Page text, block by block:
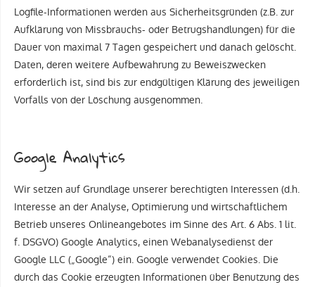
Logfile-Informationen werden aus Sicherheitsgründen (z.B. zur
Aufklärung von Missbrauchs- oder Betrugshandlungen) für die
Dauer von maximal 7 Tagen gespeichert und danach gelöscht.
Daten, deren weitere Aufbewahrung zu Beweiszwecken
erforderlich ist, sind bis zur endgültigen Klärung des jeweiligen
Vorfalls von der Löschung ausgenommen.
Google Analytics
Wir setzen auf Grundlage unserer berechtigten Interessen (d.h.
Interesse an der Analyse, Optimierung und wirtschaftlichem
Betrieb unseres Onlineangebotes im Sinne des Art. 6 Abs. 1 lit.
f. DSGVO) Google Analytics, einen Webanalysedienst der
Google LLC („Google“) ein. Google verwendet Cookies. Die
durch das Cookie erzeugten Informationen über Benutzung des